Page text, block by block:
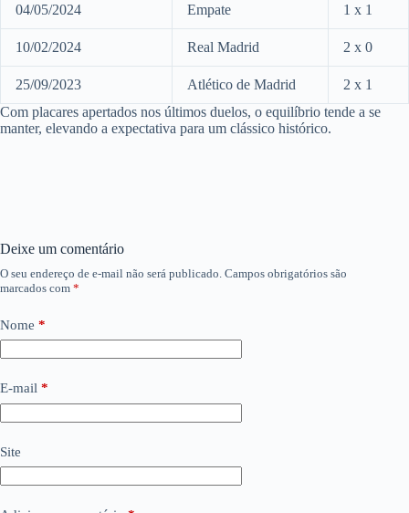
04/05/2024 Empate 1 x 1
10/02/2024 Real Madrid 2 x 0
25/09/2023 Atlético de Madrid
2 x 1
Com placares apertados nos últimos duelos, o equilíbrio tende a se
manter, elevando a expectativa para um clássico histórico.
Deixe um comentário
O seu endereço de e-mail não será publicado. Campos obrigatórios são
marcados com *
Nome *
E-mail *
Site